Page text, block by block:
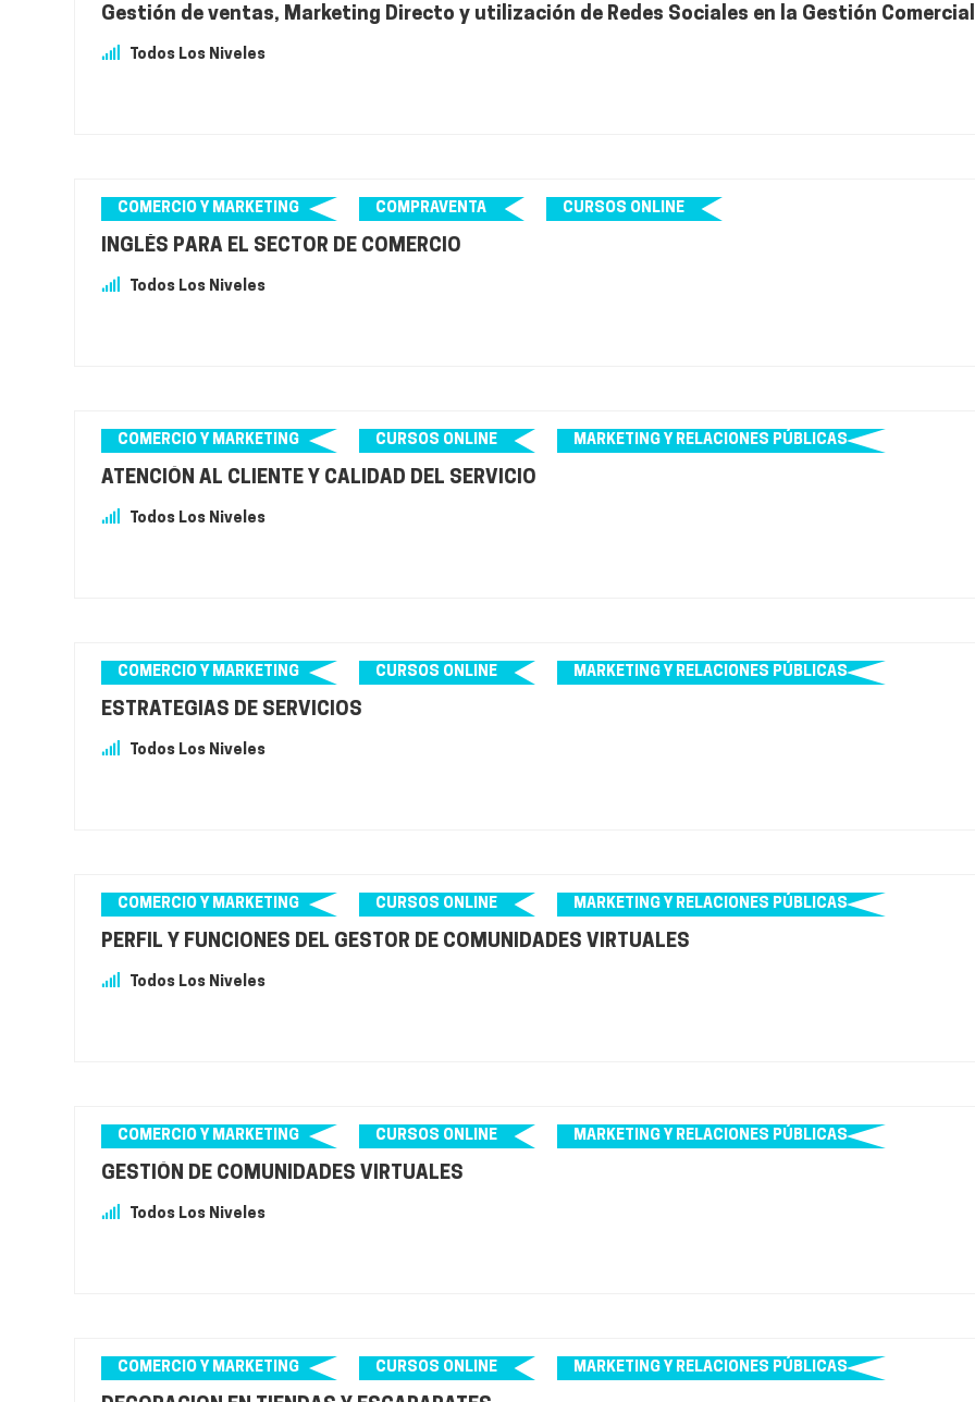
Gestión de ventas, Marketing Directo y utilización de Redes Sociales en la Gestión Comercial
Todos Los Niveles
COMERCIO Y MARKETING COMPRAVENTA CURSOS ONLINE
INGLÉS PARA EL SECTOR DE COMERCIO
Todos Los Niveles
COMERCIO Y MARKETING CURSOS ONLINE MARKETING Y RELACIONES PÚBLICAS
ATENCIÓN AL CLIENTE Y CALIDAD DEL SERVICIO
Todos Los Niveles
COMERCIO Y MARKETING CURSOS ONLINE MARKETING Y RELACIONES PÚBLICAS
ESTRATEGIAS DE SERVICIOS
Todos Los Niveles
COMERCIO Y MARKETING CURSOS ONLINE MARKETING Y RELACIONES PÚBLICAS
PERFIL Y FUNCIONES DEL GESTOR DE COMUNIDADES VIRTUALES
Todos Los Niveles
COMERCIO Y MARKETING CURSOS ONLINE MARKETING Y RELACIONES PÚBLICAS
GESTIÓN DE COMUNIDADES VIRTUALES
Todos Los Niveles
COMERCIO Y MARKETING CURSOS ONLINE MARKETING Y RELACIONES PÚBLICAS